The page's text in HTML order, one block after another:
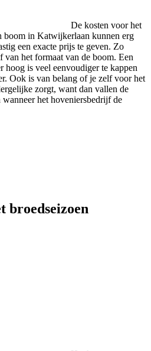
De kosten voor het
boom in Katwijkerlaan kunnen erg
een exacte prijs te geven. Zo
van het formaat van de boom. Een
hoog is veel eenvoudiger te kappen
Ook is van belang of je zelf voor het
zorgt, want dan vallen de
wanneer het hoveniersbedrijf de
broedseizoen